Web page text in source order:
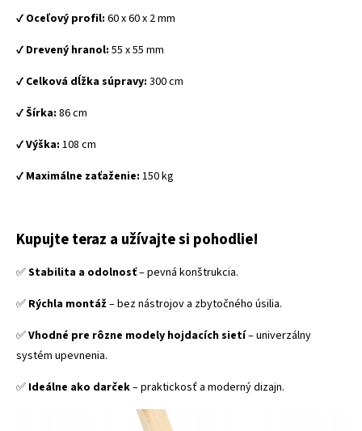
✔️ Oceľový profil: 60 x 60 x 2 mm
✔️ Drevený hranol: 55 x 55 mm
✔️ Celková dĺžka súpravy: 300 cm
✔️Šírka: 86 cm
✔️Výška: 108 cm
✔️ Maximálne zaťaženie: 150 kg
Kupujte teraz a užívajte si pohodlie!
✅Stabilita a odolnosť– pevná konštrukcia.
✅ Rýchla montáž – bez nástrojov a zbytočného úsilia.
✅Vhodné pre rôzne modely hojdacích sietí– univerzálny
systém upevnenia.
✅ Ideálne ako darček– praktickosť a moderný dizajn.